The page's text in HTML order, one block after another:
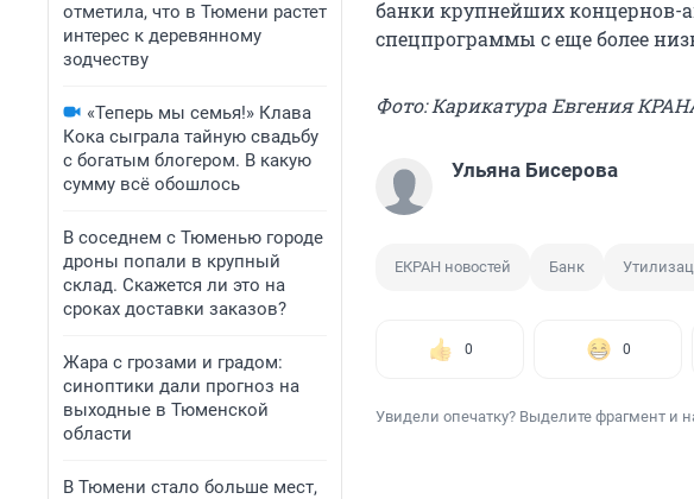
отметила, что в Тюмени растет
интерес к деревянному
зодчеству
«Теперь мы семья!» Клава
Кока сыграла тайную свадьбу
с богатым блогером. В какую
сумму всё обошлось
В соседнем с Тюменью городе
дроны попали в крупный
склад. Скажется ли это на
сроках доставки заказов?
Жара с грозами и градом:
синоптики дали прогноз на
выходные в Тюменской
области
В Тюмени стало больше мест,
банки крупнейших концернов-
спецпрограммы с еще более
Фото: Карикатура Евгения
Ульяна Бисерова
ЕКРАН новостей Банк
0 0
Увидели опечатку? Выделите фрагмент и